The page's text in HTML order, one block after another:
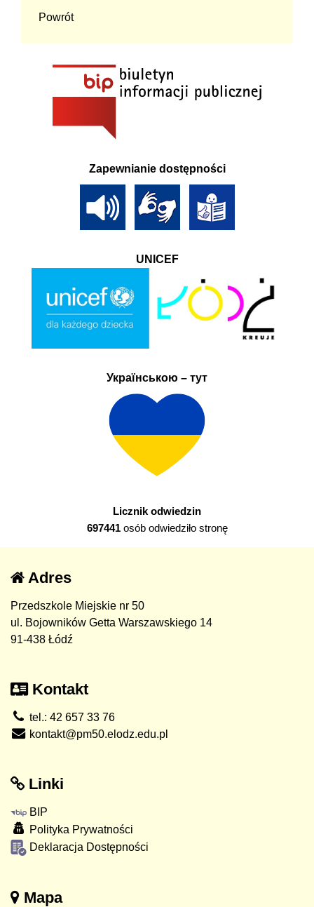
Powrót
Zapewnianie dostępności
UNICEF
Українською – тут
Licznik odwiedzin
697441osób odwiedziło stronę
Adres
Przedszkole Miejskie nr 50
ul. Bojowników Getta Warszawskiego 14
91-438 Łódź
Kontakt
tel.: 42 657 33 76
kontakt@pm50.elodz.edu.pl
Linki
BIP
Polityka Prywatności
Deklaracja Dostępności
Mapa